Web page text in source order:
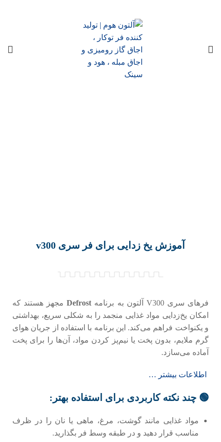
آموزش یخ زدایی برای فر سری v300
فرهای سری V300 آلتون به برنامه Defrostمجهز هستند که
امکان یخ‌زدایی مواد غذایی منجمد را به شکلی سریع، بهداشتی
و یکنواخت فراهم می‌کند. این برنامه با استفاده از جریان هوای
گرم ملایم، بدون پخت یا نیم‌پز کردن مواد، آن‌ها را برای پخت
آماده می‌سازد.
اطلاعات بیشتر …
🟢 چند نکته کاربردی برای استفاده بهتر:
مواد غذایی مانند گوشت، مرغ، ماهی یا نان را در ظرف
مناسب قرار دهید و در طبقه وسط فر بگذارید.